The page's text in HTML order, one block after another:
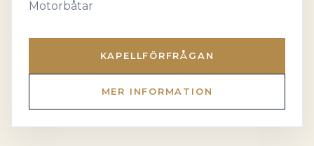
Motorbåtar
KAPELLFÖRFRÅGAN
MER INFORMATION